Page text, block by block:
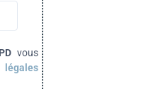
vous
légales